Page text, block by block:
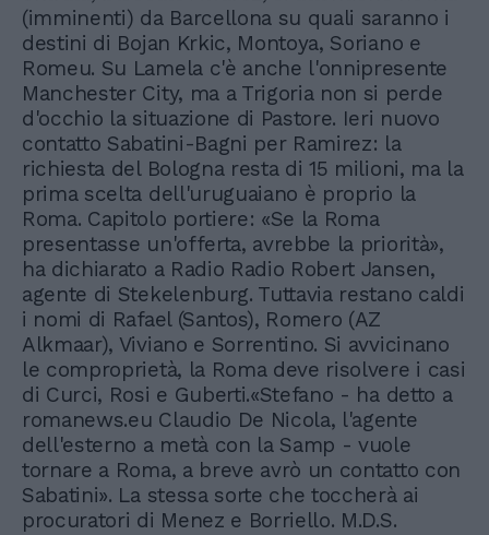
(imminenti) da Barcellona su quali saranno i
destini di Bojan Krkic, Montoya, Soriano e
Romeu. Su Lamela c'è anche l'onnipresente
Manchester City, ma a Trigoria non si perde
d'occhio la situazione di Pastore. Ieri nuovo
contatto Sabatini-Bagni per Ramirez: la
richiesta del Bologna resta di 15 milioni, ma la
prima scelta dell'uruguaiano è proprio la
Roma. Capitolo portiere: «Se la Roma
presentasse un'offerta, avrebbe la priorità»,
ha dichiarato a Radio Radio Robert Jansen,
agente di Stekelenburg. Tuttavia restano caldi
i nomi di Rafael (Santos), Romero (AZ
Alkmaar), Viviano e Sorrentino. Si avvicinano
le comproprietà, la Roma deve risolvere i casi
di Curci, Rosi e Guberti.«Stefano - ha detto a
romanews.eu Claudio De Nicola, l'agente
dell'esterno a metà con la Samp - vuole
tornare a Roma, a breve avrò un contatto con
Sabatini». La stessa sorte che toccherà ai
procuratori di Menez e Borriello. M.D.S.